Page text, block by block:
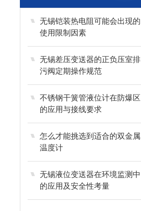
无锡铠装热电阻可能会出现的
使用限制因素
无锡差压变送器的正负压室排
污阀定期操作规范
不锈钢干簧管液位计在防爆区
的应用与接线要求
怎么才能挑选到适合的双金属
温度计
无锡液位变送器在环境监测中
的应用及安全性考量